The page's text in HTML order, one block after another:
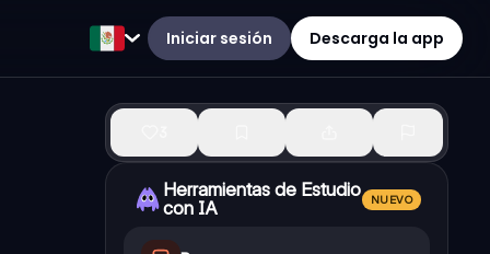
Iniciar sesión Descarga la app
Herramientas de Estudio
con IA
NUEVO